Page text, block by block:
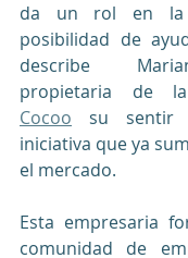
da un rol en la
posibilidad de
describe
Cocoo su sentir
iniciativa que ya
el mercado.
Esta empresaria